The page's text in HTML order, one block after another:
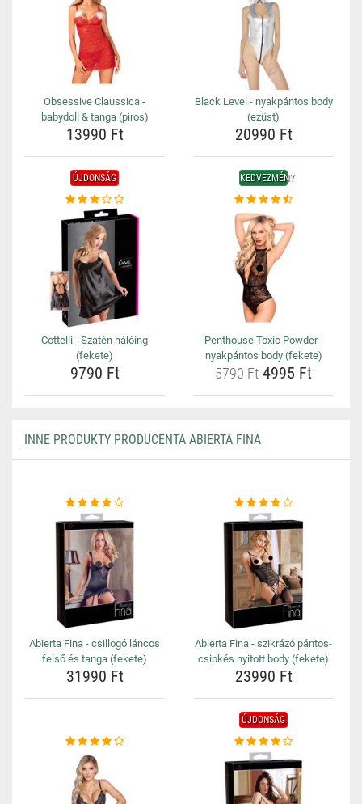
Obsessive Claussica -
babydoll & tanga (piros)
13990 Ft
Black Level - nyakpántos body
(ezüst)
20990 Ft
ÚJDONSÁG
Cottelli - Szatén hálóing
(fekete)
9790 Ft
KEDVEZMÉNY
Penthouse Toxic Powder -
nyakpántos body (fekete)
5790 Ft 4995 Ft
INNE PRODUKTY PRODUCENTA ABIERTA FINA
Abierta Fina - csillogó láncos
felső és tanga (fekete)
31990 Ft
Abierta Fina - szikrázó pántos-
csipkés nyitott body (fekete)
23990 Ft
ÚJDONSÁG